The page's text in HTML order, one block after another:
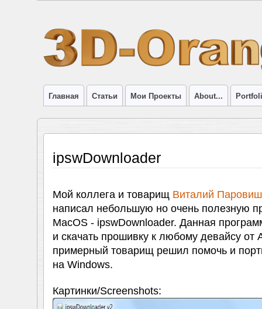
Главная Статьи Мои Проекты About...
ipswDownloader
Мой коллега и товарищ Виталий
написал небольшую но очень полезную
MacOS - ipswDownloader. Данная
и скачать прошивку к любому девайсу от
примерный товарищ решил помочь и
на Windows.
Картинки/Screenshots: